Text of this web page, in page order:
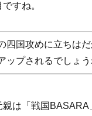
すね。
四国攻めに立ちは
ップされるでしょう
は「戦国BASARA